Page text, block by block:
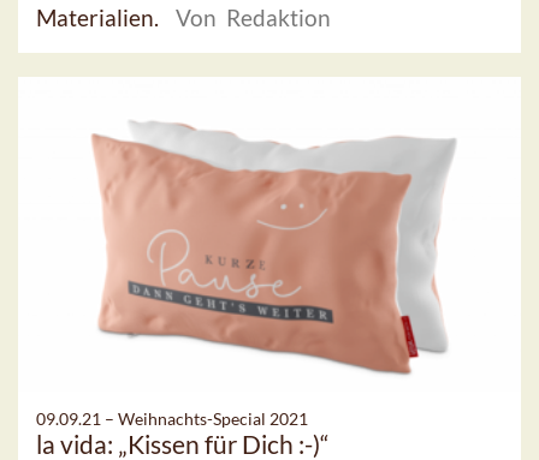
Materialien.
Von Redaktion
09.09.21 – Weihnachts-Special 2021
la vida: „Kissen für Dich :-)“